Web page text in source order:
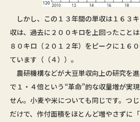
しかし、この１３年間の単収は１６３
収は、過去に２００キロを上回ったこと
８０キロ（２０１２年）をピークに１６
ています（（４））。
農研機構などが大豆単収向上の研究を
で１・４倍という“革命”的な収量増が実
せん。小麦や米についても同じです。つ
だけで、作付面積をほとんど増やさずに